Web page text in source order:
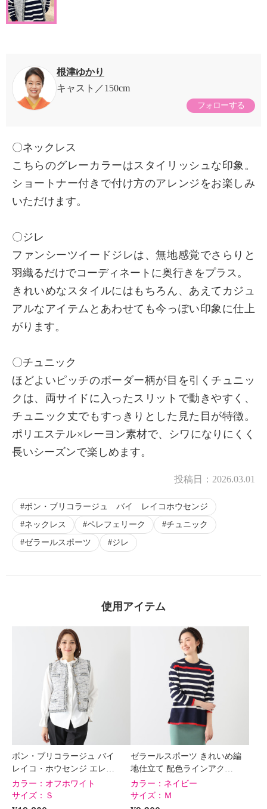
根津ゆかり
キャスト
150cm
フォローする
〇ネックレス
こちらのグレーカラーはスタイリッシュな印象。
ショートナー付きで付け方のアレンジをお楽しみ
いただけます。
〇ジレ
ファンシーツイードジレは、無地感覚でさらりと
羽織るだけでコーディネートに奥行きをプラス。
きれいめなスタイルにはもちろん、あえてカジュ
アルなアイテムとあわせても今っぽい印象に仕上
がります。
〇チュニック
ほどよいピッチのボーダー柄が目を引くチュニッ
クは、両サイドに入ったスリットで動きやすく、
チュニック丈でもすっきりとした見た目が特徴。
ポリエステル×レーヨン素材で、シワになりにくく
長いシーズンで楽しめます。
投稿日： 2026.03.01
ボン・ブリコラージュ バイ レイコホウセンジ
ネックレス
ペレフェリーク
チュニック
ゼラールスポーツ
ジレ
使用アイテム
ボン・ブリコラージュ バイ
レイコ・ホウセンジ エレ…
カラー： オフホワイト
サイズ： Ｓ
ゼラールスポーツ きれいめ編
地仕立て 配色ラインアク…
カラー： ネイビー
サイズ： Ｍ